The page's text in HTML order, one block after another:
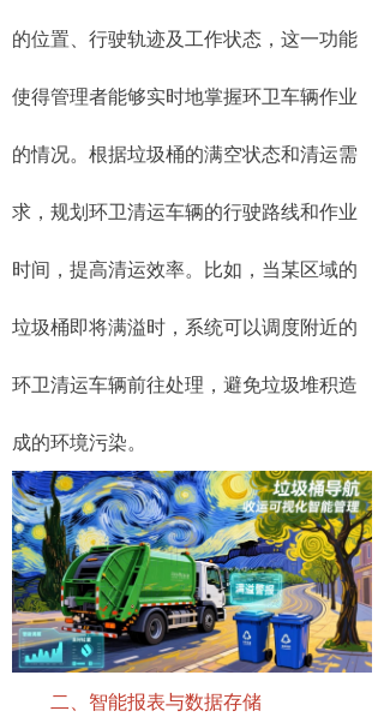
的位置、行驶轨迹及工作状态，这一功能
使得管理者能够实时地掌握环卫车辆作业
的情况。根据垃圾桶的满空状态和清运需
求，规划环卫清运车辆的行驶路线和作业
时间，提高清运效率。比如，当某区域的
垃圾桶即将满溢时，系统可以调度附近的
环卫清运车辆前往处理，避免垃圾堆积造
成的环境污染。
二、智能报表与数据存储